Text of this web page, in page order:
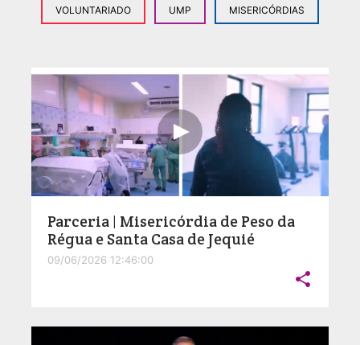
VOLUNTARIADO UMP MISERICÓRDIAS
Parceria | Misericórdia de Peso da
Régua e Santa Casa de Jequié
09/06/2026 12:46:00
